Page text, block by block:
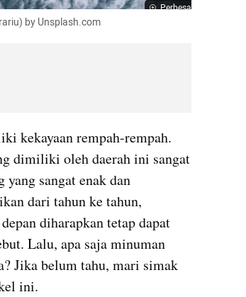
Perbesar
by Unsplash.com
kekayaan rempah-rempah.
dimiliki oleh daerah ini sangat
yang sangat enak dan
dari tahun ke tahun,
diharapkan tetap dapat
Lalu, apa saja minuman
Jika belum tahu, mari simak
ini.